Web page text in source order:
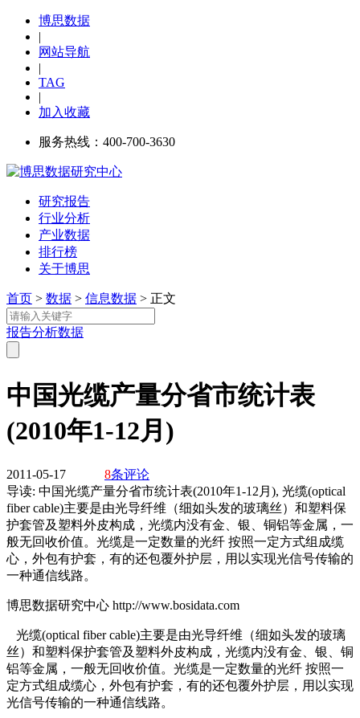
博思数据
|
网站导航
|
TAG
|
加入收藏
服务热线：400-700-3630
研究报告
行业分析
产业数据
排行榜
关于博思
首页 > 数据 > 信息数据 > 正文
报告分析数据
中国光缆产量分省市统计表
(2010年1-12月)
2011-05-17 8条评论
导读: 中国光缆产量分省市统计表(2010年1-12月), 光缆(optical
fiber cable)主要是由光导纤维（细如头发的玻璃丝）和塑料保
护套管及塑料外皮构成，光缆内没有金、银、铜铝等金属，一
般无回收价值。光缆是一定数量的光纤 按照一定方式组成缆
心，外包有护套，有的还包覆外护层，用以实现光信号传输的
一种通信线路。
博思数据研究中心 http://www.bosidata.com
光缆(optical fiber cable)主要是由光导纤维（细如头发的玻璃
丝）和塑料保护套管及塑料外皮构成，光缆内没有金、银、铜
铝等金属，一般无回收价值。光缆是一定数量的光纤 按照一
定方式组成缆心，外包有护套，有的还包覆外护层，用以实现
光信号传输的一种通信线路。